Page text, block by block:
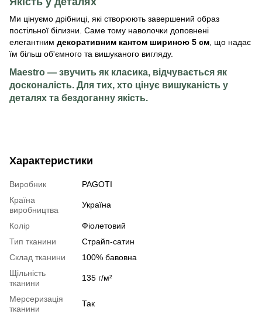
Ми цінуємо дрібниці, які створюють завершений образ
постільної білизни. Саме тому наволочки доповнені
елегантним декоративним кантом шириною 5 см , що надає
їм більш об'ємного та вишуканого вигляду.
Maestro — звучить як класика, відчувається як
досконалість. Для тих, хто цінує вишуканість у
деталях та бездоганну якість.
Характеристики
Виробник
PAGOTI
Країна
виробництва
Україна
Колір
Фіолетовий
Тип тканини
Страйп-сатин
Склад тканини
100% бавовна
Щільність
тканини
135 г/м²
Мерсеризація
тканини
Так